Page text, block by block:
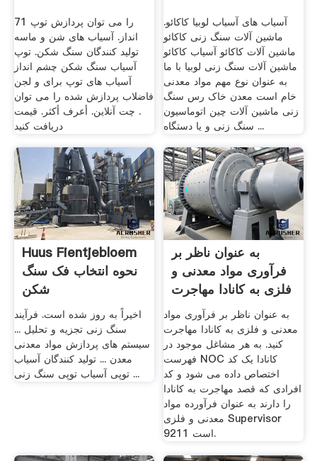
71 را می توان پردازش توپ
انداز. آسیاب های شن و ماسه
تولید کنندگان سنگ شکن. توپ
آسیاب سنگ شکن چشم انداز
آسیاب های توپ برای و لجن
فاضلاب پردازش شده را می توان
. چت آنلاین. أعرف أكثر. قیمت
دریافت کنید
آسیاب های آسیاب لوبیا کاکائو.
ماشین آلات سنگ زنی کاکائو
ماشین آلات کاکائو آسیاب کاکائو
ماشین آلات سنگ زنی لوبیا با ما
به عنوان نوع مهم مواد معدنی
خام است معدن خاک رس سنگ
زنی ماشین آلات چین اتوماسیون
سنگ زنی و یا دستگاه ...
Huus Fientjebloem
نحوه انتخاب فک سنگ
شکن
اخیراً به روز شده است. فرآیند
سنگ زنی تجزیه و تحلیل ...
سیستم های پردازش مواد معدنی
معدن ... تولید کنندگان آسیاب
توپی آسیاب توپی سنگ زنی ...
به عنوان ناظر بر
فرآوری مواد معدنی و
فلزی به کانادا مهاجرت
به عنوان ناظر بر فرآوری مواد
معدنی و فلزی به کانادا مهاجرت
کنید. به هر مشاغل موجود در
فهرست NOC کانادا یک کد
اختصاص داده می شود و کد
افرادی که قصد مهاجرت به کانادا
را دارند به عنوان فرآورده مواد
معدنی و فلزی Supervisor
9211 است.